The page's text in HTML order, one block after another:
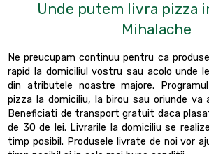
Unde putem livra pizza
Mihalache
Ne preucupam continuu pentru ca
rapid la domiciliul vostru sau acolo unde
din atributele noastre majore.
pizza la domiciliu, la birou sau oriunde
Beneficiati de transport gratuit daca
de 30 de lei. Livrarile la domiciliu se
timp posibil. Produsele livrate de noi vor